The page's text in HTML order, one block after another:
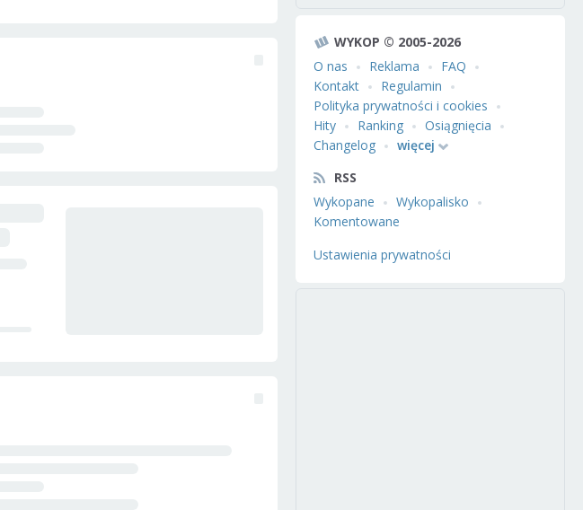
WYKOP © 2005-2026
O nas
Reklama
FAQ
Kontakt
Regulamin
Polityka prywatności i cookies
Hity
Ranking
Osiągnięcia
Changelog
więcej
RSS
Wykopane
Wykopalisko
Komentowane
Ustawienia prywatności